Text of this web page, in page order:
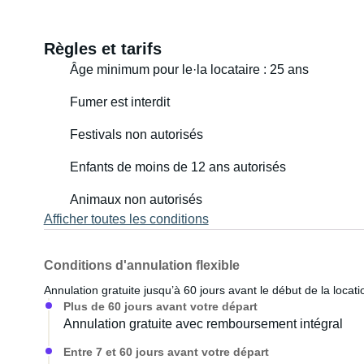
Règles et tarifs
Âge minimum pour le·la locataire : 25 ans
Fumer est interdit
Festivals non autorisés
Enfants de moins de 12 ans autorisés
Animaux non autorisés
Afficher toutes les conditions
Conditions d'annulation flexible
Annulation gratuite jusqu’à 60 jours avant le début de la
Plus de 60 jours avant votre départ
Annulation gratuite avec remboursement intégral
Entre 7 et 60 jours avant votre départ